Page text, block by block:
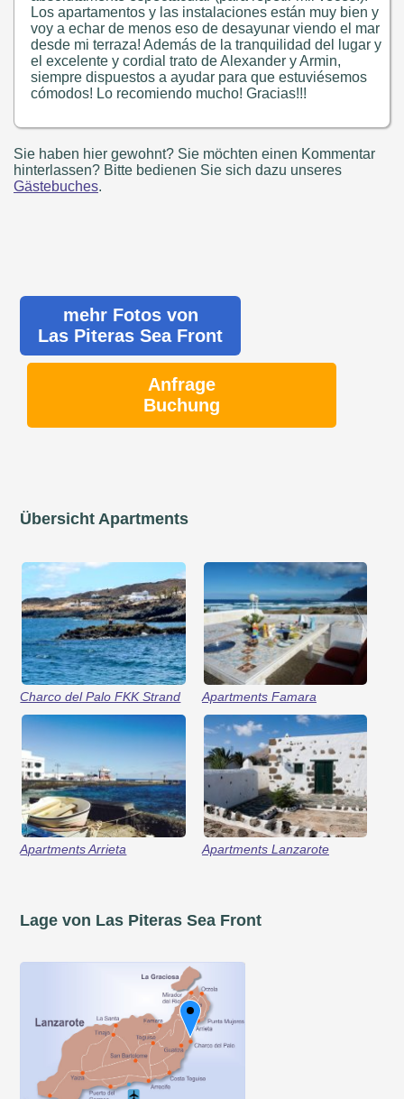
Los apartamentos y las instalaciones están muy bien y
voy a echar de menos eso de desayunar viendo el mar
desde mi terraza! Además de la tranquilidad del lugar y
el excelente y cordial trato de Alexander y Armin,
siempre dispuestos a ayudar para que estuviésemos
cómodos! Lo recomiendo mucho! Gracias!!!
Sie haben hier gewohnt? Sie möchten einen Kommentar
hinterlassen? Bitte bedienen Sie sich dazu unseres
Gästebuches.
mehr Fotos von
Las Piteras Sea Front
Anfrage
Buchung
Übersicht Apartments
Charco del Palo FKK Strand Apartments Famara
Apartments Arrieta Apartments Lanzarote
Lage von Las Piteras Sea Front